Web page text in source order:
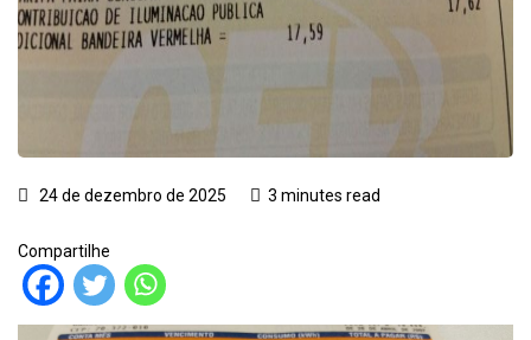
24 de dezembro de 2025 3 minutes read
Compartilhe